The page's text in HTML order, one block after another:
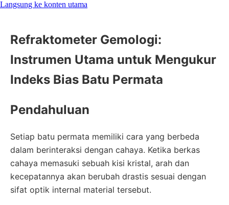
Langsung ke konten utama
Refraktometer Gemologi:
Instrumen Utama untuk Mengukur
Indeks Bias Batu Permata
Pendahuluan
Setiap batu permata memiliki cara yang berbeda
dalam berinteraksi dengan cahaya. Ketika berkas
cahaya memasuki sebuah kisi kristal, arah dan
kecepatannya akan berubah drastis sesuai dengan
sifat optik internal material tersebut.